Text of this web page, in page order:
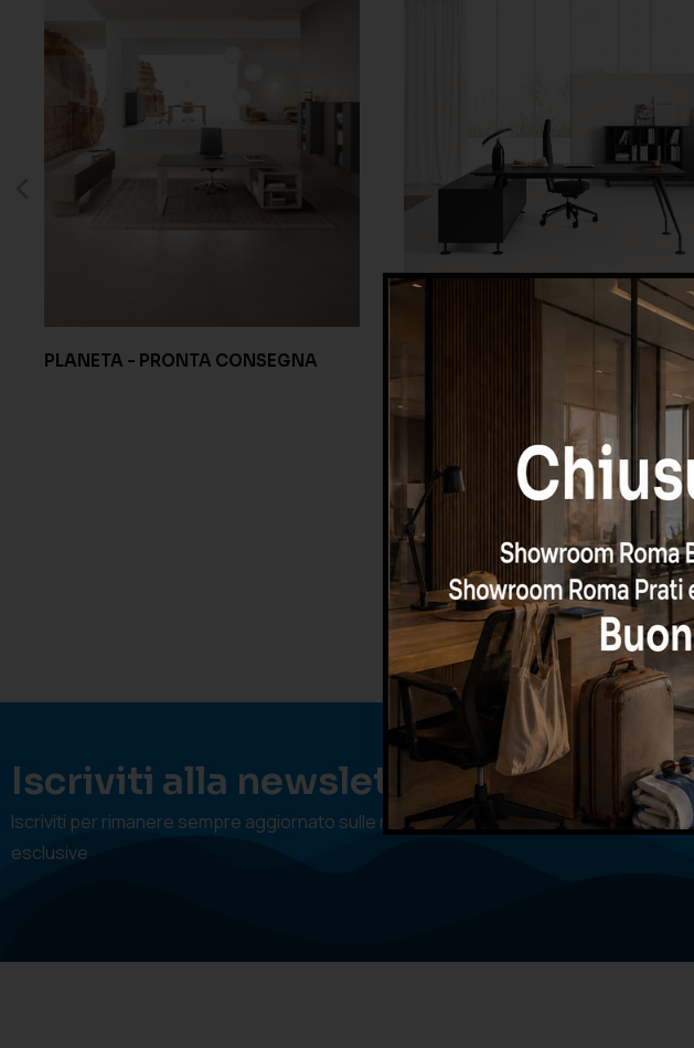
PLANETA - PRONTA CONSEGNA
Iscriviti alla newsletter
Iscriviti per rimanere sempre aggiornato sulle nostre offerte e godere di promozioni
esclusive